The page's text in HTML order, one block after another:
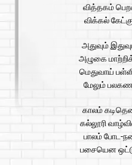
வித்தகம்
விக்கல்
அதுவும்
அழுகை
மெதுவாய்
மேலும்
காலம்
கல்லூரி
பாலம் போட-
பசையென